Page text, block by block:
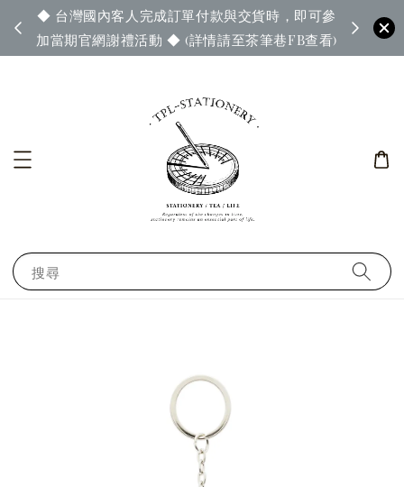
◆ 台灣國內客人完成訂單付款與交貨時，即可參
加當期官網謝禮活動 ◆ (詳情請至茶筆巷FB查看)
◆ 官
搜尋